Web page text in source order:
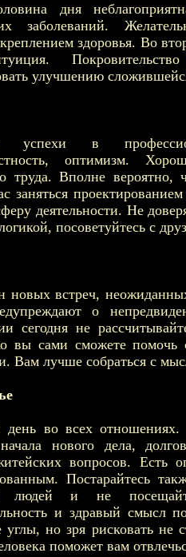
дня
заболеваний.
здоровья. Во
улучшению
успехи в
оптимизм.
труда. Вполне вероятно,
заняться
деятельности. Не
посоветуйтесь с
новых встреч,
о
сегодня не
вы сами сможете помочь
Вам лучше собраться с
день во всех
нового дела,
вопросов. Есть
Постарайтесь
людей и не
и здравый смысл
углы, но зря рисковать не
поможет вам